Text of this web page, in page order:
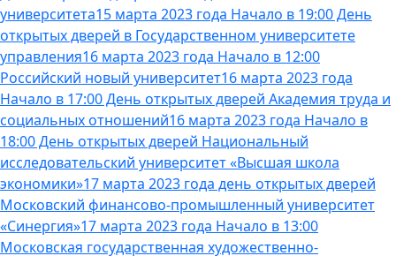
университета15 марта 2023 года Начало в 19:00 День
открытых дверей в Государственном университете
управления16 марта 2023 года Начало в 12:00
Российский новый университет16 марта 2023 года
Начало в 17:00 День открытых дверей Академия труда и
социальных отношений16 марта 2023 года Начало в
18:00 День открытых дверей Национальный
исследовательский университет «Высшая школа
экономики»17 марта 2023 года день открытых дверей
Московский финансово-промышленный университет
«Синергия»17 марта 2023 года Начало в 13:00
Московская государственная художественно-